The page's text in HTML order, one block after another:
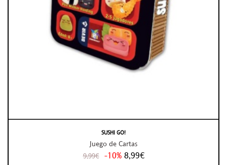
SUSHI GO!
Juego de Cartas
9,99€ -10% 8,99€